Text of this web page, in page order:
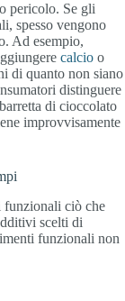
pericolo. Se gli
spesso vengono
Ad esempio,
calcio o
di quanto non siano
distinguere
di cioccolato
improvvisamente
funzionali ciò che
scelti di
funzionali non